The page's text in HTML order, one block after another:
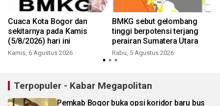
Cuaca Kota Bogor dan
sekitarnya pada Kamis
(5/8/2026) hari ini
Kamis, 6 Agustus 2026
BMKG sebut gelombang
tinggi berpotensi terjang
perairan Sumatera Utara
Rabu, 5 Agustus 2026
Terpopuler - Kabar Megapolitan
Pemkab Bogor buka opsi koridor baru bus